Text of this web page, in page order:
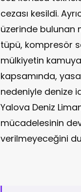
cezası kesildi.
üzerinde bulunan
tüpü, kompresör
mülkiyetin
kapsamında,
nedeniyle denize
Yalova Deniz
mücadelesinin
verilmeyeceğini